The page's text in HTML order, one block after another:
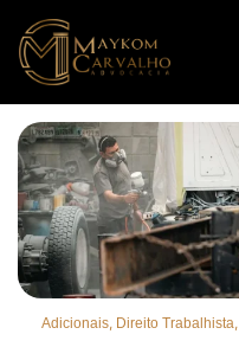
Adicionais, Direito Trabalhista,